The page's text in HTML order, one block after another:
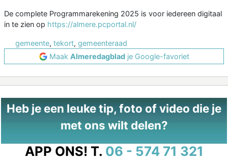
De complete Programmarekening 2025 is voor iedereen digitaal
in te zien op https://almere.pcportal.nl/
gemeente, tekort, gemeenteraad
Maak Almeredagbladje Google-favoriet
Heb je een leuke tip, foto of video die je
met ons wilt delen?
APP ONS! T. 06 - 574 71 321